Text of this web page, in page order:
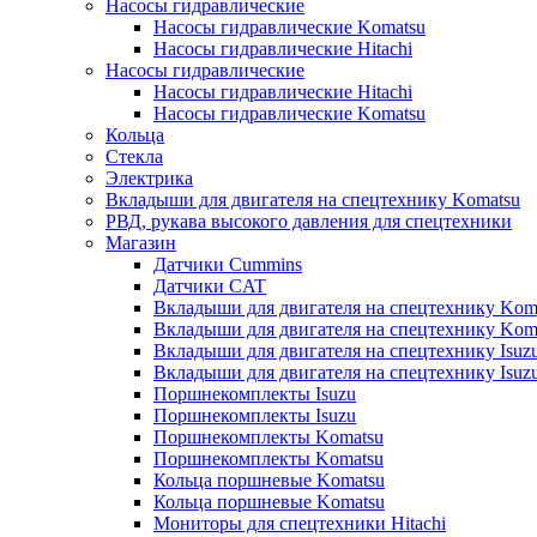
Насосы гидравлические
Насосы гидравлические Komatsu
Насосы гидравлические Hitachi
Насосы гидравлические
Насосы гидравлические Hitachi
Насосы гидравлические Komatsu
Кольца
Стекла
Электрика
Вкладыши для двигателя на спецтехнику Komatsu
РВД, рукава высокого давления для спецтехники
Магазин
Датчики Cummins
Датчики CAT
Вкладыши для двигателя на спецтехнику
Вкладыши для двигателя на спецтехнику
Вкладыши для двигателя на спецтехнику
Вкладыши для двигателя на спецтехнику
Поршнекомплекты Isuzu
Поршнекомплекты Isuzu
Поршнекомплекты Komatsu
Поршнекомплекты Komatsu
Кольца поршневые Komatsu
Кольца поршневые Komatsu
Мониторы для спецтехники Hitachi